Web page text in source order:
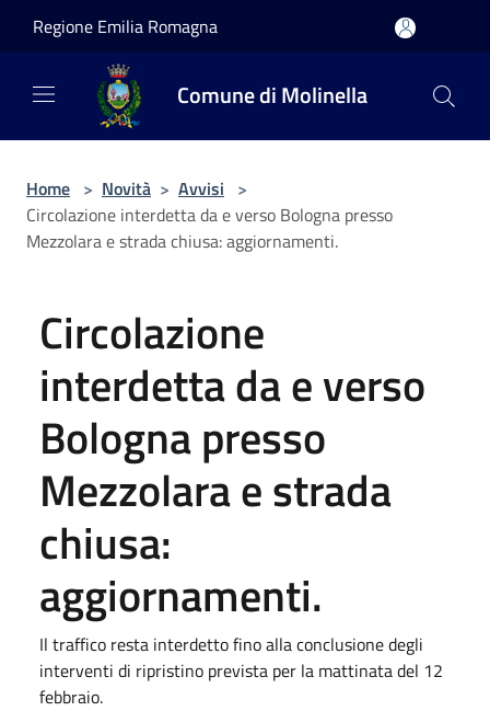
Regione Emilia Romagna
Comune di Molinella
Home > Novità > Avvisi >
Circolazione interdetta da e verso Bologna presso
Mezzolara e strada chiusa: aggiornamenti.
Circolazione
interdetta da e verso
Bologna presso
Mezzolara e strada
chiusa:
aggiornamenti.
Il traffico resta interdetto fino alla conclusione degli
interventi di ripristino prevista per la mattinata del 12
febbraio.